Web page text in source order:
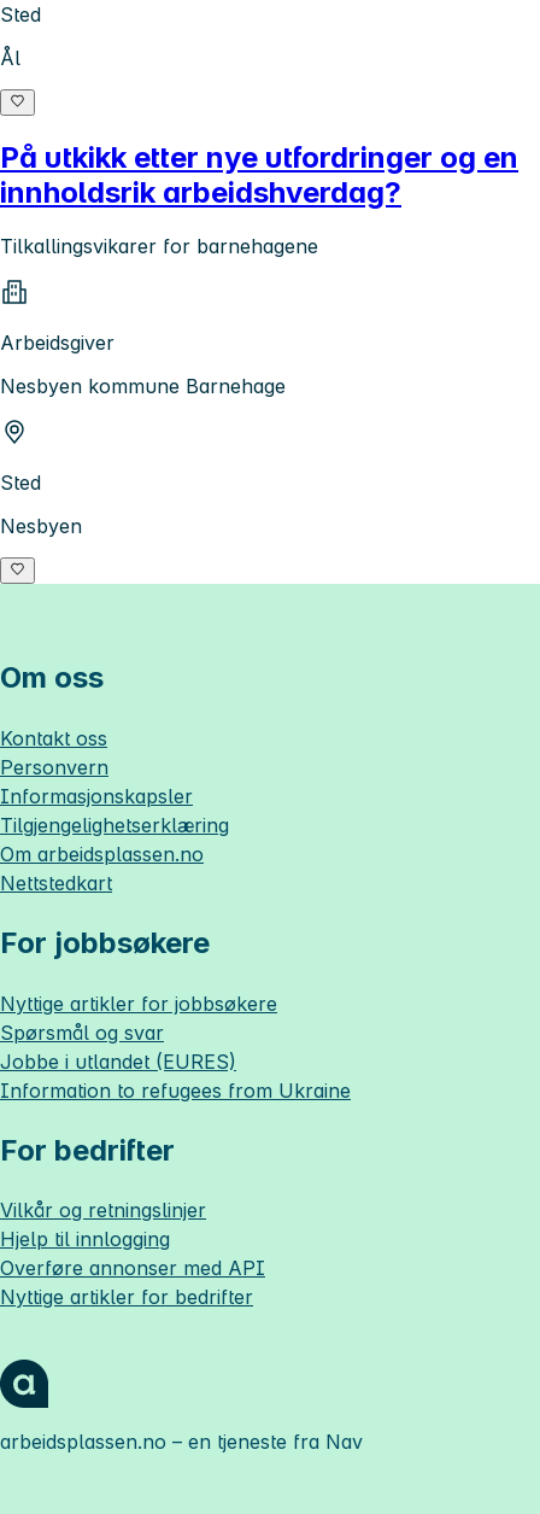
Sted
Ål
På utkikk etter nye utfordringer og en
innholdsrik arbeidshverdag?
Tilkallingsvikarer for barnehagene
Arbeidsgiver
Nesbyen kommune Barnehage
Sted
Nesbyen
Om oss
Kontakt oss
Personvern
Informasjonskapsler
Tilgjengelighetserklæring
Om arbeidsplassen.no
Nettstedkart
For jobbsøkere
Nyttige artikler for jobbsøkere
Spørsmål og svar
Jobbe i utlandet (EURES)
Information to refugees from Ukraine
For bedrifter
Vilkår og retningslinjer
Hjelp til innlogging
Overføre annonser med API
Nyttige artikler for bedrifter
arbeidsplassen.no – en tjeneste fra Nav